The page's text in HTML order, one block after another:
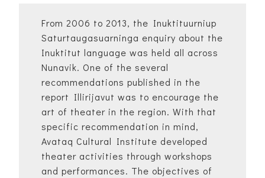
From 2006 to 2013, the Inuktituurniup
Saturtaugasuarninga enquiry about the
Inuktitut language was held all across
Nunavik. One of the several
recommendations published in the
report Illirijavut was to encourage the
art of theater in the region. With that
specific recommendation in mind,
Avataq Cultural Institute developed
theater activities through workshops
and performances. The objectives of